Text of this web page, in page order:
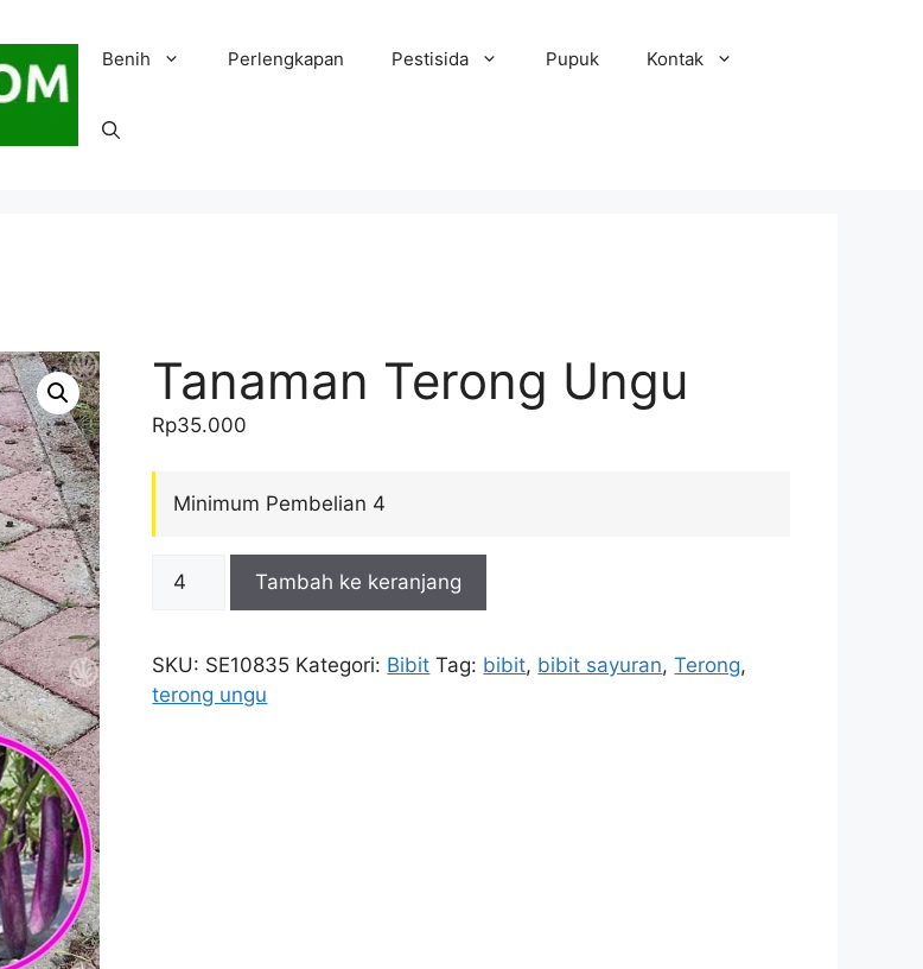
Benih Perlengkapan Pestisida Pupuk Kontak
Tanaman Terong Ungu
Rp35.000
Minimum Pembelian 4
Tanaman
Ungu
Tambah ke keranjang
SKU: SE10835 Kategori: Bibit Tag: bibit, bibit sayuran,Terong,
terong ungu